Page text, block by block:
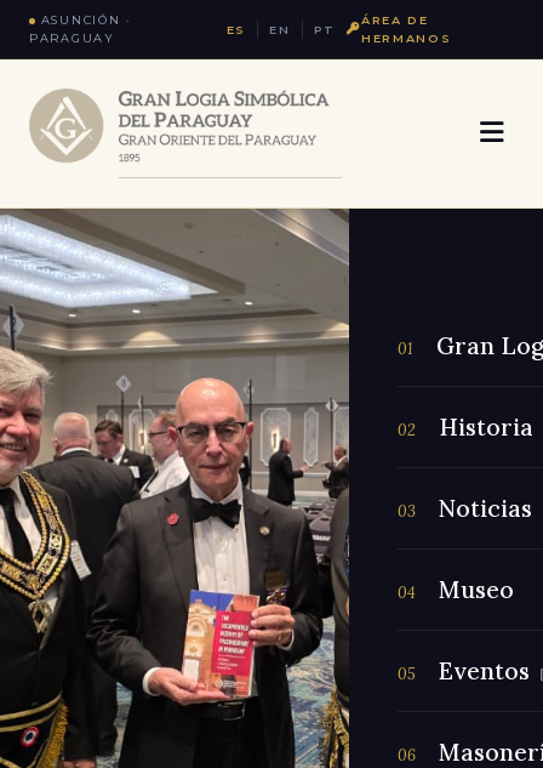
ASUNCIÓN ·
PARAGUAY
ES EN PT
ÁREA DE
HERMANOS
01 Gran
02 Historia
03 Noticias
04 Museo
05 Eventos
06